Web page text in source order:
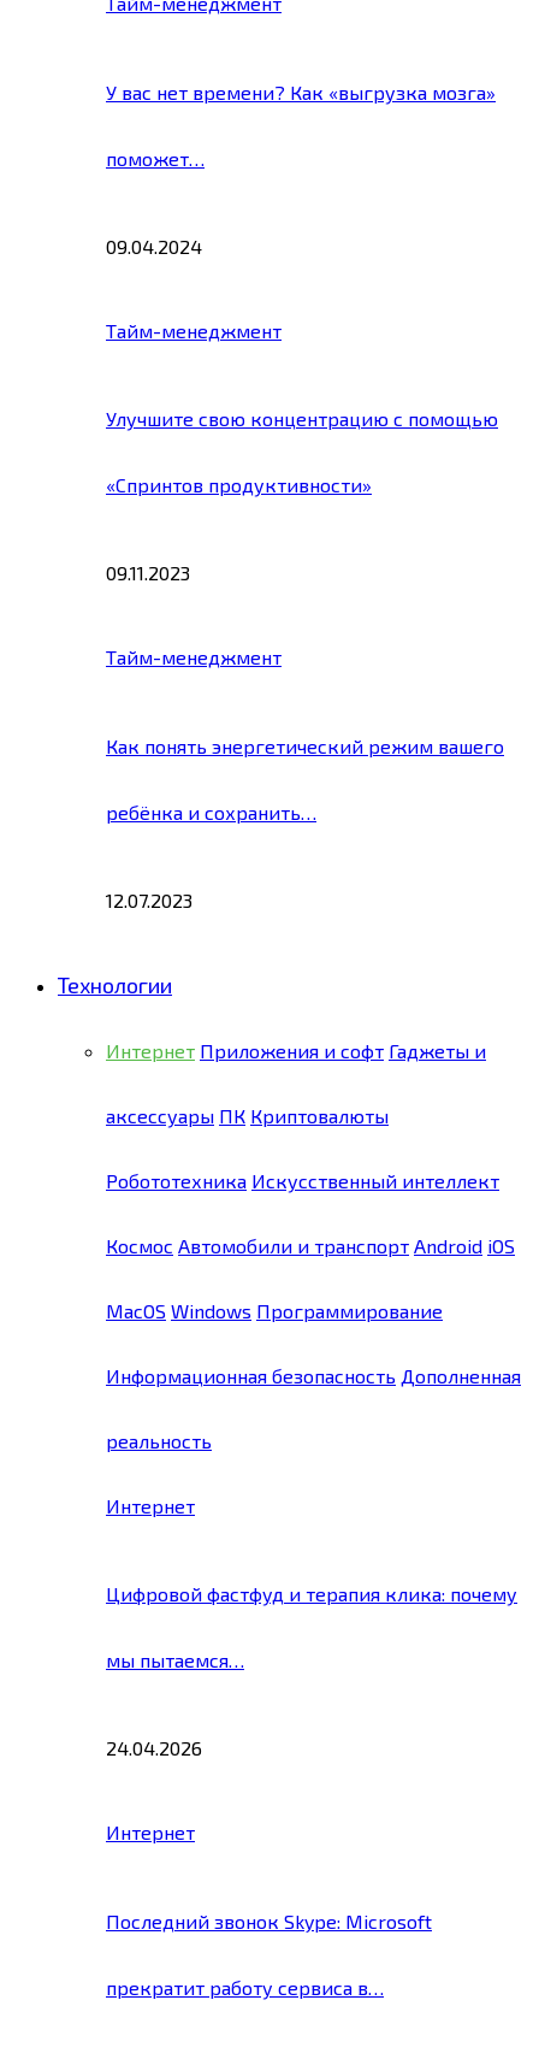
У вас нет времени? Как «выгрузка мозга»
поможет…
09.04.2024
Тайм-менеджмент
Улучшите свою концентрацию с помощью
«Спринтов продуктивности»
09.11.2023
Тайм-менеджмент
Как понять энергетический режим вашего
ребёнка и сохранить…
12.07.2023
Технологии
Интернет Приложения и софт Гаджеты и
аксессуары ПК Криптовалюты
Робототехника Искусственный интеллект
Космос Автомобили и транспорт Android iOS
MacOS Windows Программирование
Информационная безопасность Дополненная
реальность
Интернет
Цифровой фастфуд и терапия клика: почему
мы пытаемся…
24.04.2026
Интернет
Последний звонок Skype: Microsoft
прекратит работу сервиса в…